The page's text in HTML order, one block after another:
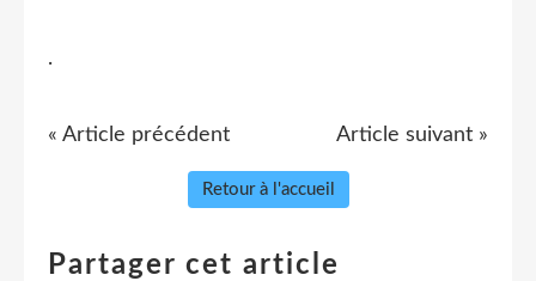
.
« Article précédent Article suivant »
Retour à l'accueil
Partager cet article